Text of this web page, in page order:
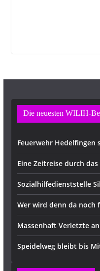
Die neuesten WILIH-
Feuerwehr Hedelfingen
Eine Zeitreise durch
Sozialhilfedienststelle
Wer wird denn da noch
Massenhaft Verletzte
Speidelweg bleibt bis